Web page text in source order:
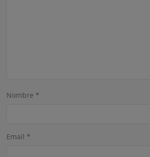
Nombre *
Email *